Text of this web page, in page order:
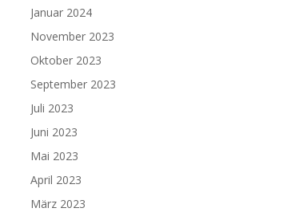
Januar 2024
November 2023
Oktober 2023
September 2023
Juli 2023
Juni 2023
Mai 2023
April 2023
März 2023